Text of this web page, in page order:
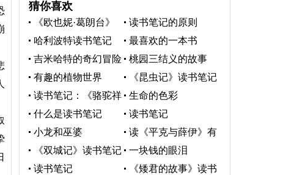
猜你喜欢
《欧也妮·葛朗台》
读书笔记
读书笔记的原则
哈利波特读书笔记
最喜欢的一本书
吉米哈特的奇幻冒险
桃园三结义的故事
有趣的植物世界
《昆虫记》读书笔记
读书笔记：《骆驼祥
子》读书笔记
生命的色彩
什么是读书笔记
读书笔记
小龙和巫婆
读《平克与薛伊》有
《双城记》读书笔记
一块钱的眼泪
读书笔记
《矮君的故事》读书